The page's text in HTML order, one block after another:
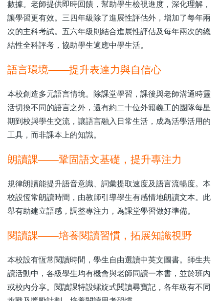
數據。老師提供即時回饋，幫助學生檢視進度，深化理解，
讓學習更有效。三四年級除了進展性評估外，增加了每年兩
次的主科考試。五六年級則結合進展性評估及每年兩次的總
結性全科評考，協助學生適應中學生活。
語言環境——提升表達力與自信心
本校創造多元語言情境。除課堂學習，課後與老師溝通時靈
活切換不同的語言之外，還有約二十位外籍義工的團隊每星
期到校與學生交流，讓語言融入日常生活，成為活學活用的
工具，而非課本上的知識。
朗讀課——鞏固語文基礎，提升專注力
規律朗讀能提升語音意識、詞彙提取速度及語言流暢度。本
校設恆常朗讀時間，由教師引導學生有感情地朗讀文本。此
舉有助建立語感，調整專注力，為課堂學習做好準備。
閱讀課——培養閱讀習慣，拓展知識視野
本校設有恆常閱讀時間，學生自由選讀中英文圖書。師生共
讀活動中，各級學生均有機會與老師同讀一本書，並於班內
或校內分享。閱讀課特設螺旋式閱讀尋寶記，各年級有不同